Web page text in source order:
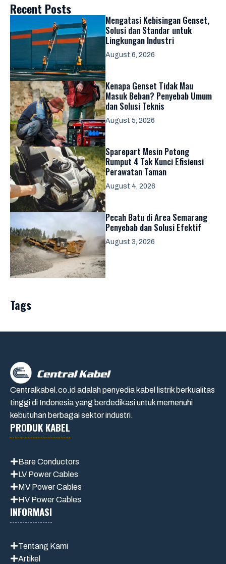
Recent Posts
Mengatasi Kebisingan Genset,
Solusi dan Standar untuk
Lingkungan Industri
August 6, 2026
Kenapa Genset Tidak Mau
Masuk Beban? Penyebab Umum
dan Solusi Teknis
August 5, 2026
Sparepart Mesin Potong
Rumput 4 Tak Kunci Efisiensi
Perawatan Taman
August 4, 2026
Pecah Batu di Area Semarang
Penyebab dan Solusi Efektif
August 3, 2026
Tags
Centralkabel.co.id adalah penyedia kabel listrik berkualitas
tinggi di Indonesia yang berdedikasi untuk memenuhi
kebutuhan berbagai sektor industri.
PRODUK KABEL
Bare Conductors
LV Power Cables
MV Power Cables
HV Power Cables
INFORMASI
Tentang Kami
Artikel